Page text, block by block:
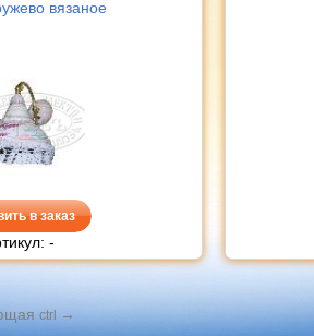
вязаное
в заказ
-
ctrl
→